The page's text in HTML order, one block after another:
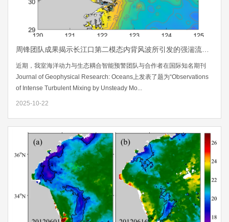
近期，我室海洋动力与生态耦合智能预警团队与合作者在国际知名期刊
Journal of Geophysical Research: Oceans上发表了题为“Observations
of Intense Turbulent Mixing by Unsteady Mo...
2025-10-22